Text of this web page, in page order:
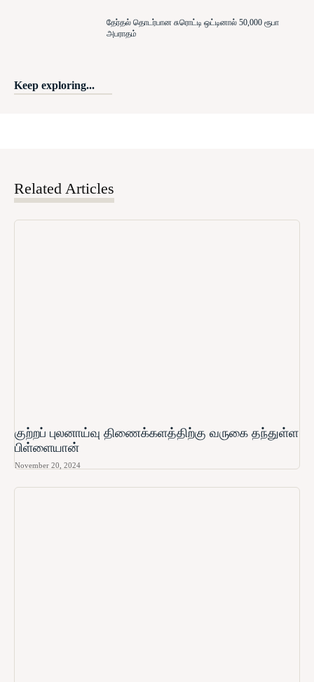
தேர்தல் தொடர்பான சுரொட்டி ஒட்டினால் 50,000 ரூபா
அபராதம்
Keep exploring...
Related Articles
குற்றப் புலனாய்வு திணைக்களத்திற்கு வருகை தந்துள்ள
பிள்ளையான்
November 20, 2024